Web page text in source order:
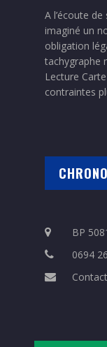
A l’écoute de
imaginé un
obligation
tachygraphe
Lecture
contraintes
BP
0694